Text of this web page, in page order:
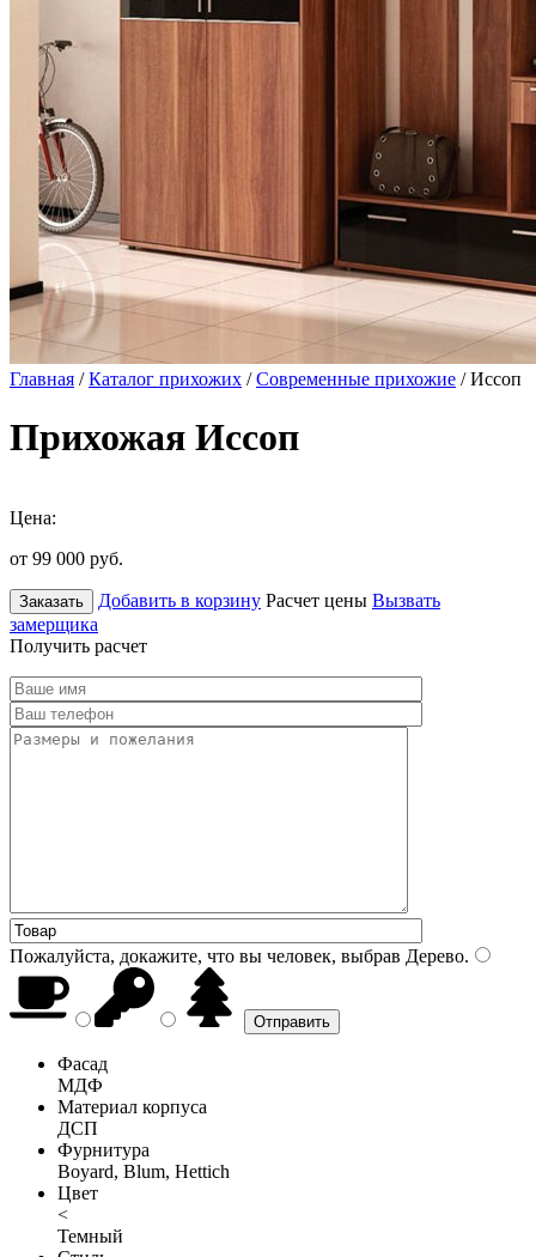
Главная /Каталог прихожих /Современные прихожие / Иссоп
Прихожая Иссоп
Цена:
от 99 000 руб.
Заказать Добавить в корзину Расчет цены Вызвать
замерщика
Получить расчет
Пожалуйста, докажите, что вы человек, выбрав Дерево.
Фасад
МДФ
Материал корпуса
ДСП
Фурнитура
Boyard, Blum, Hettich
Цвет
<
Темный